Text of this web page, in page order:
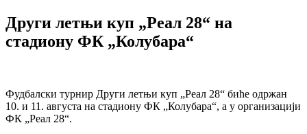
Други летњи куп „Реал 28“ на
стадиону ФК „Колубара“
Фудбалски турнир Други летњи куп „Реал 28“ биће одржан
10. и 11. августа на стадиону ФК „Колубара“, а у организацији
ФК „Реал 28“.